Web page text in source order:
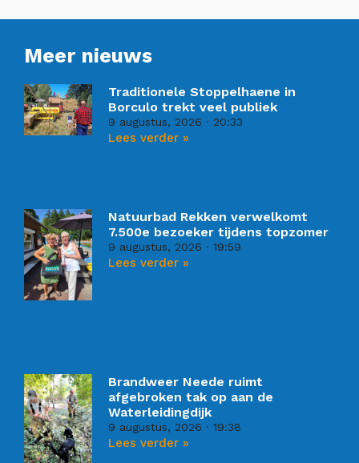
Meer nieuws
Traditionele Stoppelhaene in
Borculo trekt veel publiek
9 augustus, 2026 20:33
Lees verder »
Natuurbad Rekken verwelkomt
7.500e bezoeker tijdens topzomer
9 augustus, 2026 19:59
Lees verder »
Brandweer Neede ruimt
afgebroken tak op aan de
Waterleidingdijk
9 augustus, 2026 19:38
Lees verder »